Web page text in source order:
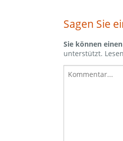
Sagen Sie
Sie können
unterstützt.